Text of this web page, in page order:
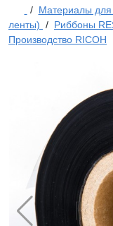
/ Материалы для
ленты) / Риббоны
Производство RICOH